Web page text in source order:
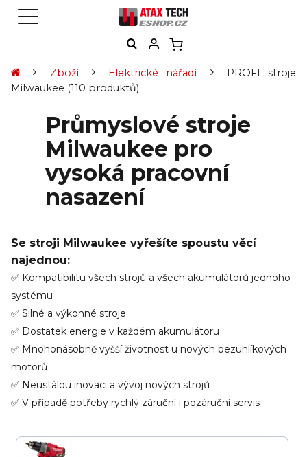
Zboží Elektrické nářadí
PROFI stroje
Milwaukee (110 produktů)
Průmyslové stroje
Milwaukee pro
vysoká pracovní
nasazení
Se stroji Milwaukee vyřešíte spoustu věcí
najednou:
✅ Kompatibilitu všech strojů a všech akumulátorů jednoho
systému
✅ Silné a výkonné stroje
✅ Dostatek energie v každém akumulátoru
✅ Mnohonásobně vyšší životnost u nových bezuhlíkových
motorů
✅ Neustálou inovaci a vývoj nových strojů
✅ V případě potřeby rychlý záruční i pozáruční servis